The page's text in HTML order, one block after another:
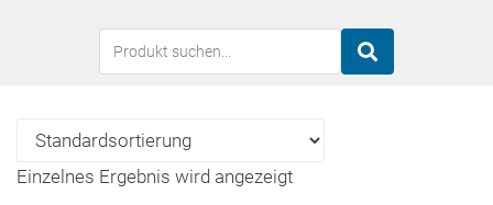
Einzelnes Ergebnis wird angezeigt